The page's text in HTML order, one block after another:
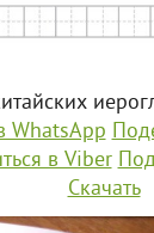
WhatsApp
в Viber
Скачать